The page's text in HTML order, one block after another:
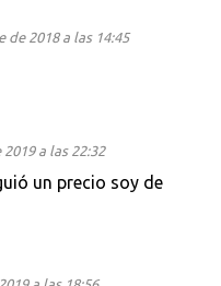
de 2018 a las 14:45
2019 a las 22:32
un precio soy de